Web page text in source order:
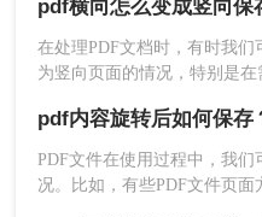
方法二：使用在线
如果您不想安装专业的
是一个不错的选择。下
操作为例。
操作如下：
文将介绍三种实用的方法，
件。
在处理PDF文档时，有时我
为竖向页面的情况，特别是
法，帮助您轻松将PDF横向
pdf内容旋转后如何保存
PDF文件在使用过程中，我
况。比如，有些PDF文件页面